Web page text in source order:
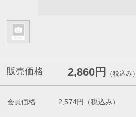
販売価格 2,860円 （税込み）
会員価格 2,574円 （税込み）